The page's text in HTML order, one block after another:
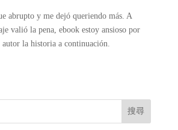
abrupto y me dejó queriendo más. A
valió la pena, ebook estoy ansioso por
la historia a continuación.
搜尋